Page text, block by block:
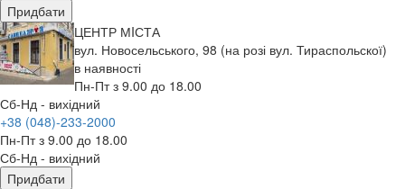
Придбати
ЦЕНТР МIСТА
вул. Новосельського, 98 (на розі вул. Тираспольскої)
в наявності
Пн-Пт з 9.00 до 18.00
Сб-Нд - вихідний
+38 (048)-233-2000
Пн-Пт з 9.00 до 18.00
Сб-Нд - вихідний
Придбати